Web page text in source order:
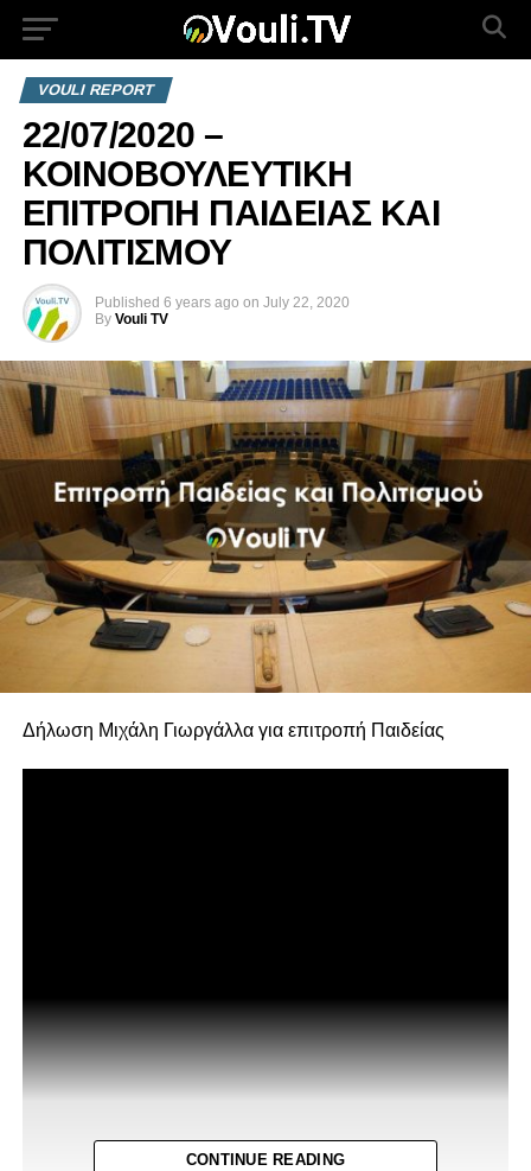
VOULI REPORT
22/07/2020 –
ΚΟΙΝΟΒΟΥΛΕΥΤΙΚΗ
ΕΠΙΤΡΟΠΗ ΠΑΙΔΕΙΑΣ ΚΑΙ
ΠΟΛΙΤΙΣΜΟΥ
Published 6 years ago on July 22, 2020
By Vouli TV
Δήλωση Μιχάλη Γιωργάλλα για επιτροπή Παιδείας
CONTINUE READING